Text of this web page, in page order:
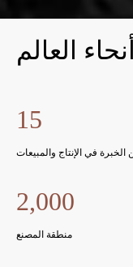
العالم
15
في الإنتاج والمبيعات
2,000
منطقة المصنع